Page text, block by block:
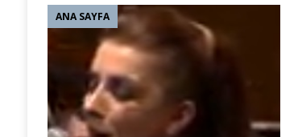
ANA SAYFA